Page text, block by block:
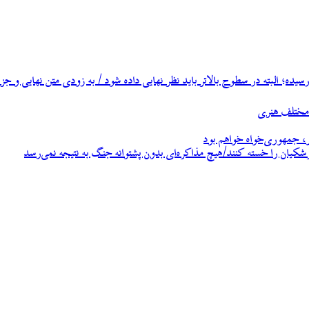
البته در سطوح بالاتر باید نظر نهایی داده شود / به زودی متن نهایی و
جمهوری‌خواه خواهم بود
را خسته کنند/هیچ مذاکره‌ای بدون پشتوانه جنگ به نتیجه نمی‌رسد